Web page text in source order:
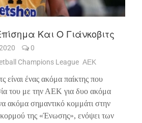
Και Ο Γιάνκοβιτς
0
Champions League ΑΕΚ
είναι ένας ακόμα παίκτης που
του με την ΑΕΚ για δυο ακόμα
ακόμα σημαντικό κομμάτι στην
της «Ένωσης», ενόψει των